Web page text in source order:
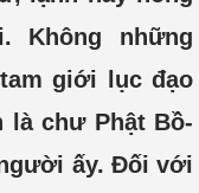
những
giới lục đạo
là chư Phật Bồ-
ấy. Đối với